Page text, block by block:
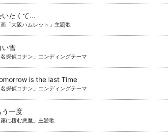
いたくて...
「大阪ハムレット」主題歌
い雪
名探偵コナン」エンディングテーマ
is the last Time
名探偵コナン」エンディングテーマ
う一度
霧に棲む悪魔」主題歌